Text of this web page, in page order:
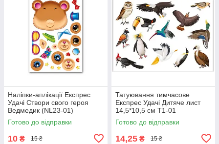
Наліпки-аплікації Експрес
Удачі Створи свого героя
Ведмедик (NL23-01)
Готово до відправки
10 ₴ 15 ₴
Татуювання тимчасове
Експрес Удачі Дитяче лист
14,5*10,5 см Т1-01
Готово до відправки
14,25 ₴ 15 ₴